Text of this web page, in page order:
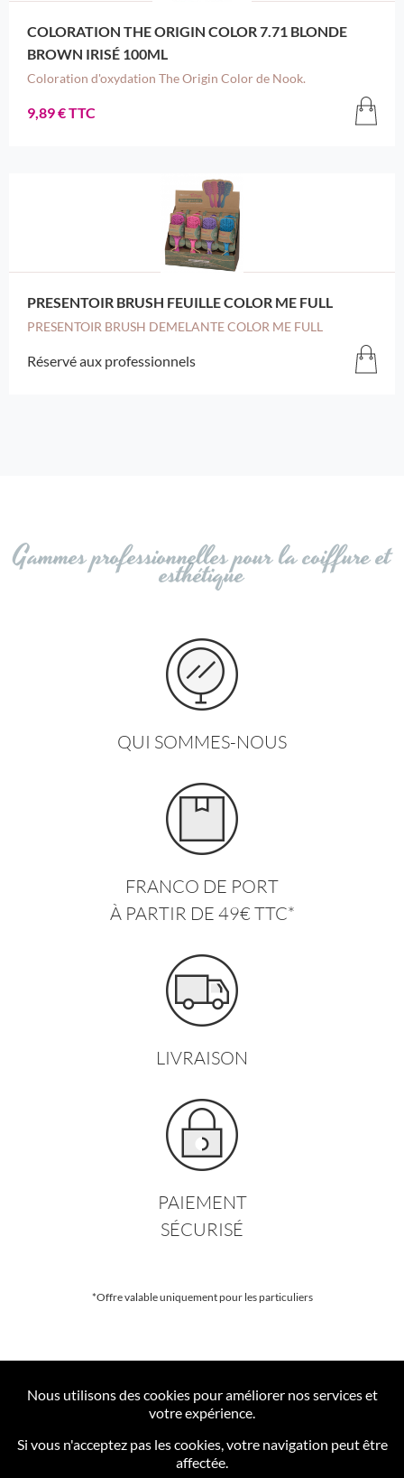
Nous utilisons des cookies pour améliorer nos services et
votre expérience.
Si vous n'acceptez pas les cookies, votre navigation peut être
affectée.
COLORATION THE ORIGIN COLOR 7.71 BLONDE
BROWN IRISÉ 100ML
Coloration d'oxydation The Origin Color de Nook.
9,89 € TTC
PRESENTOIR BRUSH FEUILLE COLOR ME FULL
PRESENTOIR BRUSH DEMELANTE COLOR ME FULL
Réservé aux professionnels
Gammes professionnelles pour la coiffure et
esthétique
QUI SOMMES-NOUS
FRANCO DE PORT
À PARTIR DE 49€ TTC*
LIVRAISON
PAIEMENT
SÉCURISÉ
*Offre valable uniquement pour les particuliers
INFORMATIONS